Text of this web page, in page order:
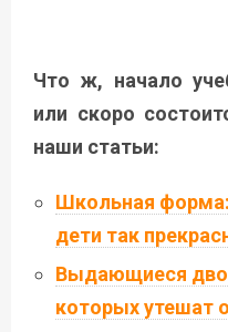
Что ж, начало
или скоро
наши статьи:
Школьная форма:
дети так
Выдающиеся
которых утешат